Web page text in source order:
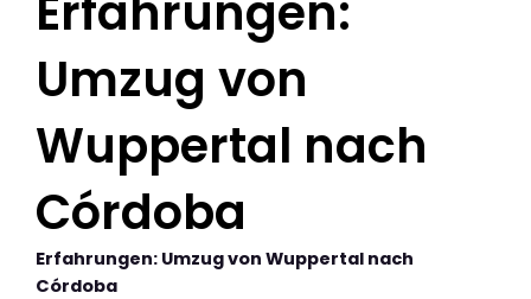
Umzug von
Wuppertal nach
Córdoba
Erfahrungen: Umzug von Wuppertal nach
Córdoba